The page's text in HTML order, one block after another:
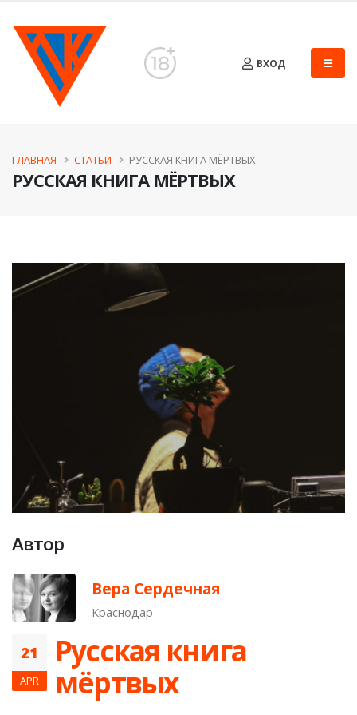
ВХОД
РУССКАЯ КНИГА МЁРТВЫХ
ГЛАВНАЯ СТАТЬИ РУССКАЯ КНИГА МЁРТВЫХ
Автор
Вера Сердечная
Краснодар
21
APR
Русская книга
мёртвых